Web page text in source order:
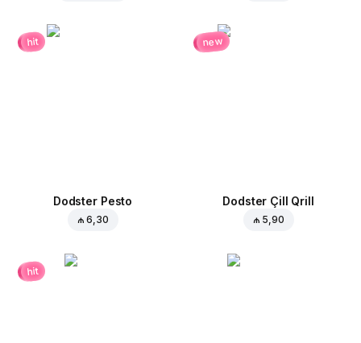
hit
Dodster Pesto
₼ 6,30
new
Dodster Çill Qrill
₼ 5,90
hit